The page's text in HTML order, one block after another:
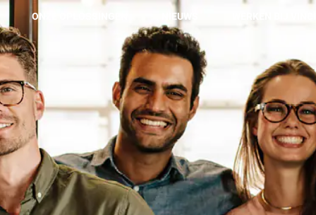
ONZE OPLOSSINGEN NIEUWS
Onze oplossingen
Technisch onderhoud & Building Life Cycle
Predictief onderhoud
Renovatie & Vernieuwing